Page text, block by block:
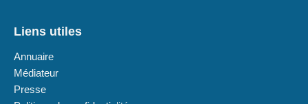
Liens utiles
Annuaire
Médiateur
Presse